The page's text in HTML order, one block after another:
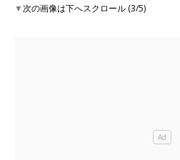
▼次の画像は下へスクロール (3/5)